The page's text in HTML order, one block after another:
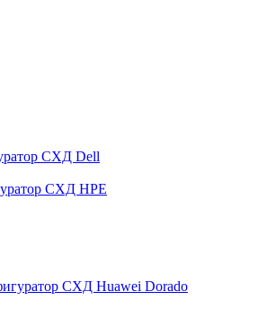
СХД Dell
СХД HPE
СХД Huawei Dorado